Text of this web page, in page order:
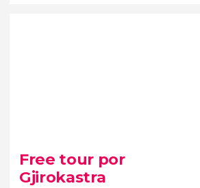
28 opiniones
paseo en barco por la costa
Free tour por
Gjirokastra